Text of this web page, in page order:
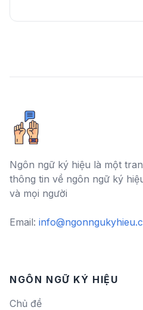
Ngôn ngữ ký hiệu là một
thông tin về ngôn ngữ ký
và mọi người
Email:
NGÔN NGỮ KÝ HIỆU
Chủ đề